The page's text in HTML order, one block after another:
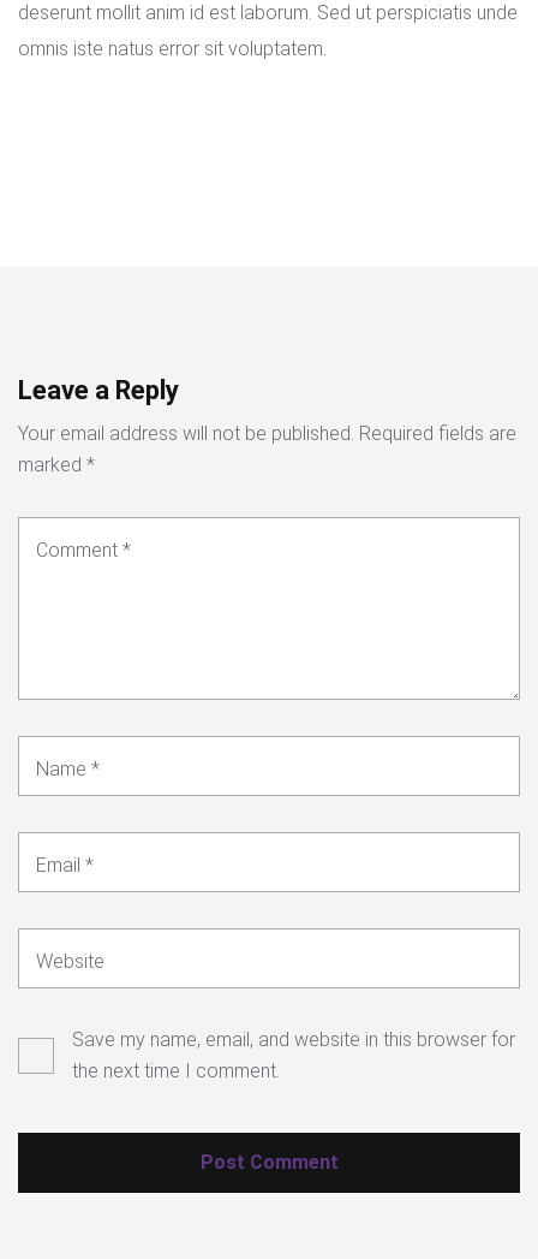
deserunt mollit anim id est laborum. Sed ut perspiciatis unde
omnis iste natus error sit voluptatem.
Leave a Reply
Your email address will not be published. Required fields are
marked *
Comment *
Name *
Email *
Website
Save my name, email, and website in this browser for
the next time I comment.